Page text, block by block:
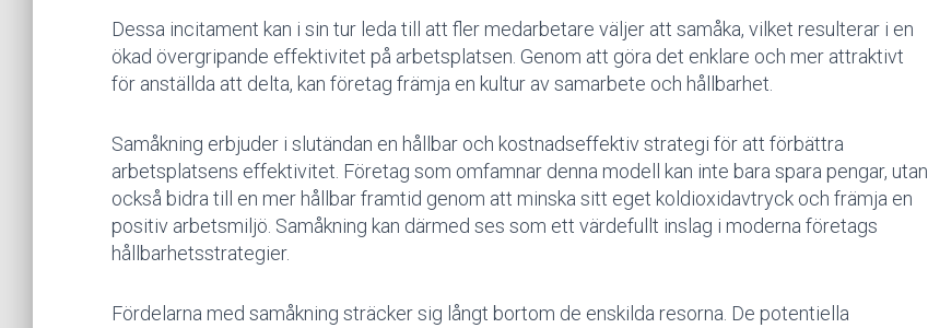
Dessa incitament kan i sin tur leda till att fler medarbetare väljer att samåka, vilket resulterar i en
ökad övergripande effektivitet på arbetsplatsen. Genom att göra det enklare och mer attraktivt
för anställda att delta, kan företag främja en kultur av samarbete och hållbarhet.
Samåkning erbjuder i slutändan en hållbar och kostnadseffektiv strategi för att förbättra
arbetsplatsens effektivitet. Företag som omfamnar denna modell kan inte bara spara pengar, utan
också bidra till en mer hållbar framtid genom att minska sitt eget koldioxidavtryck och främja en
positiv arbetsmiljö. Samåkning kan därmed ses som ett värdefullt inslag i moderna företags
hållbarhetsstrategier.
Fördelarna med samåkning sträcker sig långt bortom de enskilda resorna. De potentiella